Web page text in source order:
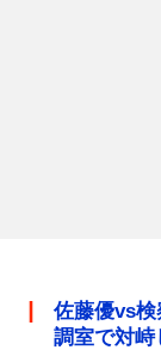
佐藤優vs
調室で対峙